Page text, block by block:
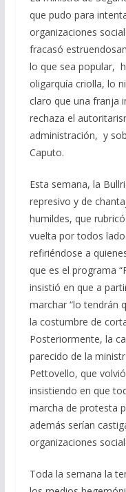
o
o
k
a
que pudo para
organizaciones
fracasó
lo que sea popular,
oligarquía criolla, lo
claro que una franja
rechaza el
administración, y
Caputo.
Esta semana, la
represivo y de
humildes, que
vuelta por todos
refiriéndose a
que es el programa
insistió en que a
marchar “lo tendrán
la costumbre de
Posteriormente, la
parecido de la
Pettovello, que
insistiendo en que
marcha de protesta
además serían
organizaciones
Toda la semana la